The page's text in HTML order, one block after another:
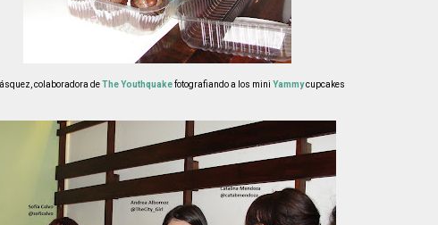
colaboradora deThe Youthquakefotografiando a los mini Yammycupcakes